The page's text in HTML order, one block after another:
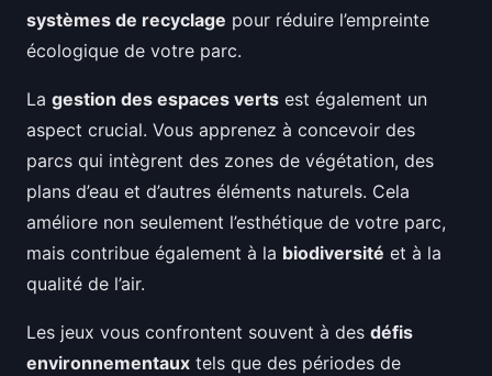
systèmes de recyclage pour réduire l’empreinte
écologique de votre parc.
La gestion des espaces verts est également un
aspect crucial. Vous apprenez à concevoir des
parcs qui intègrent des zones de végétation, des
plans d’eau et d’autres éléments naturels. Cela
améliore non seulement l’esthétique de votre parc,
mais contribue également à la biodiversité et à la
qualité de l’air.
Les jeux vous confrontent souvent à des défis
environnementaux tels que des périodes de